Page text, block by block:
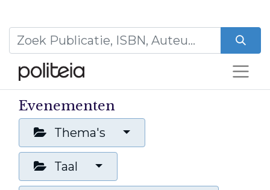
Evenementen
Thema's
Taal